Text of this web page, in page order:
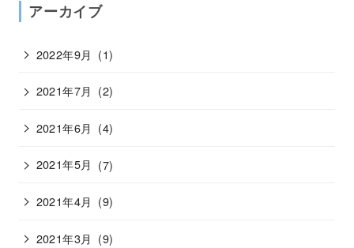
アーカイブ
2022年9月 (1)
2021年7月 (2)
2021年6月 (4)
2021年5月 (7)
2021年4月 (9)
2021年3月 (9)